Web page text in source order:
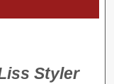
Styler